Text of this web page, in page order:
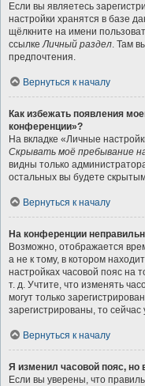
Если вы являетесь
настройки хранятся в базе
щёлкните на имени
ссылкеЛичный раздел. Там
предпочтения.
Вернуться к началу
Как избежать появления
конференции»?
На вкладке «Личные
Скрывать моё пребывание
видны только
остальных вы будете
Вернуться к началу
На конференции
Возможно, отображается
а не к тому, в котором
настройках часовой пояс на
т. д. Учтите, что изменять
могут только
зарегистрированы, то
Вернуться к началу
Я изменил часовой пояс, но
Если вы уверены, что